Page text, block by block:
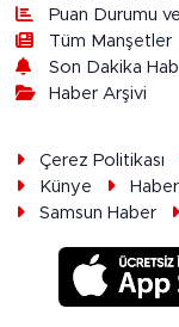
Puan Durumu
Tüm Manşetler
Son Dakika
Haber Arşivi
Çerez Politikası
Künye
Samsun Haber